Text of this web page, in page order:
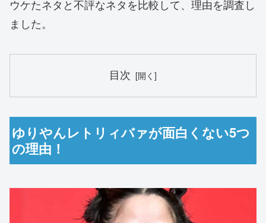
ウケたネタと不評なネタを比較して、理由を調査し
ました。
目次
ゆりやんレトリィバァが面白くない5つ
の理由！